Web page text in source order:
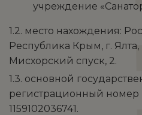
учреждение
1.2. место нахождения:
Республика Крым, г. Ялта,
Мисхорский спуск, 2.
1.3. основной
регистрационный номер
1159102036741.